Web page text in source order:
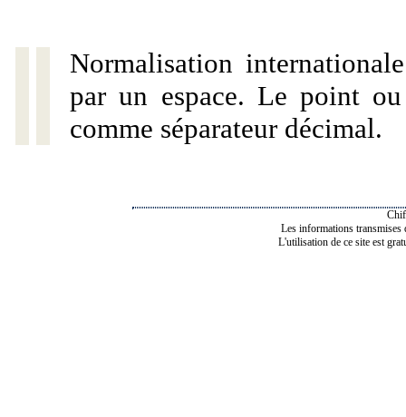
Normalisation
par un espace. Le point
comme séparateur décimal.
Les informations transmises
L'utilisation de ce site est